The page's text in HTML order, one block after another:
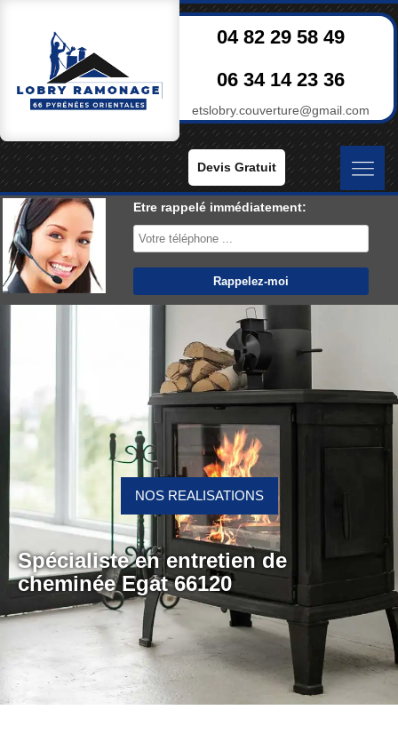
04 82 29 58 49
06 34 14 23 36
etslobry.couverture@gmail.com
Devis Gratuit
Etre rappelé immédiatement:
Spécialiste en entretien de
cheminée Egat 66120
NOS REALISATIONS